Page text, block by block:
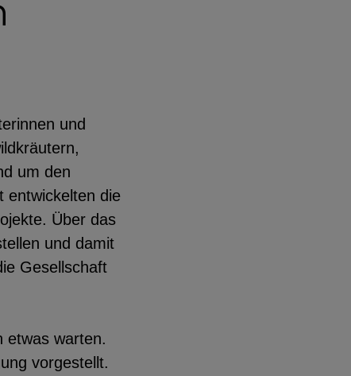
und
um den
entwickelten die
Über das
und damit
Gesellschaft
etwas warten.
vorgestellt.